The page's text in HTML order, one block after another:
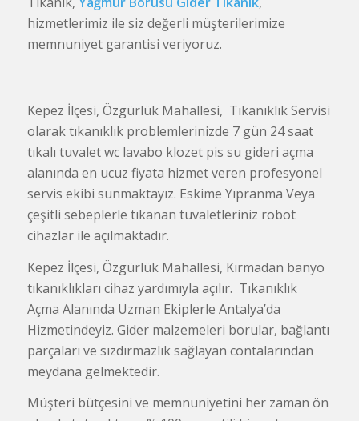
hizmetlerimiz ile siz değerli müşterilerimize
memnuniyet garantisi veriyoruz.
Kepez İlçesi, Özgürlük Mahallesi, Tıkanıklık Servisi
olarak tıkanıklık problemlerinizde 7 gün 24 saat
tıkalı tuvalet wc lavabo klozet pis su gideri açma
alanında en ucuz fiyata hizmet veren profesyonel
servis ekibi sunmaktayız. Eskime Yıpranma Veya
çeşitli sebeplerle tıkanan tuvaletleriniz robot
cihazlar ile açılmaktadır.
Kepez İlçesi, Özgürlük Mahallesi, Kırmadan banyo
tıkanıklıkları cihaz yardımıyla açılır. Tıkanıklık
Açma Alanında Uzman Ekiplerle Antalya’da
Hizmetindeyiz. Gider malzemeleri borular, bağlantı
parçaları ve sızdırmazlık sağlayan contalarından
meydana gelmektedir.
Müşteri bütçesini ve memnuniyetini her zaman ön